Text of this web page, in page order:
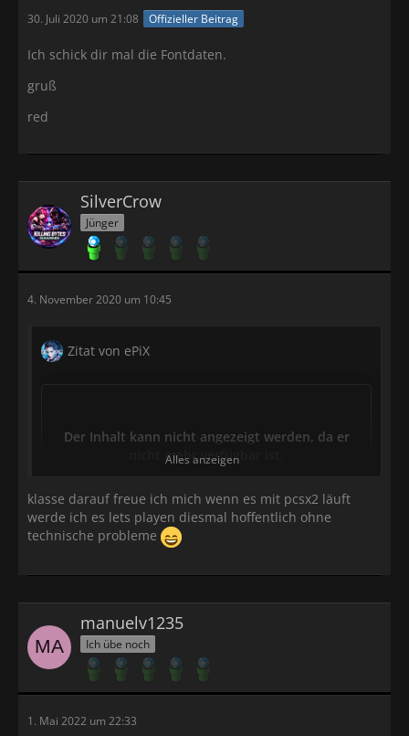
30. Juli 2020 um 21:08 Offizieller Beitrag
Ich schick dir mal die Fontdaten.
gruß
red
SilverCrow
Jünger
4. November 2020 um 10:45
Zitat von ePiX
Der Inhalt kann nicht angezeigt werden, da er
nicht mehr verfügbar ist.
Hallo Leute,
Schon seit 3 Monaten übersetzen wir das Detektiv
Conan Spiel für die PlayStation 2 (englische und
deutsche Übersetzung).
Mit Hilfe von "xpert" habe ich alle Font (.dat) Dateien
vom Abbild des Spiels extrahiert, nur hab ich leider
keinerlei Ahnung, wie ich diese öffnen und
bearbeiten kann?
Es würde uns sehr freuen, wenn jemand uns da
weiterhelfen könnte, und Tester suchen wir auch.
Alles anzeigen
klasse darauf freue ich mich wenn es mit pcsx2 läuft
werde ich es lets playen diesmal hoffentlich ohne
technische probleme
manuelv1235
Ich übe noch
1. Mai 2022 um 22:33